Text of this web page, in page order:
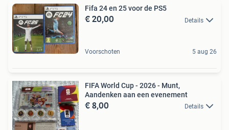
Fifa 24 en 25 voor de PS5
€ 20,00 Details
Voorschoten 5 aug 26
FIFA World Cup - 2026 - Munt,
Aandenken aan een evenement
€ 8,00 Details